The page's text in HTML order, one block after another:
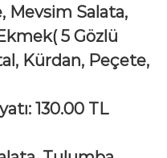
Mevsim Salata,
( 5 Gözlü
Kürdan, Peçete,
130.00 TL